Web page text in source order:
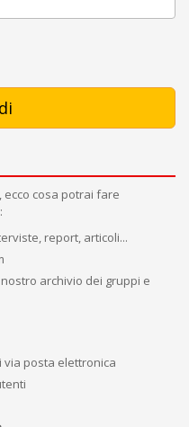
cosa potrai fare
report, articoli...
archivio dei gruppi e
via posta elettronica